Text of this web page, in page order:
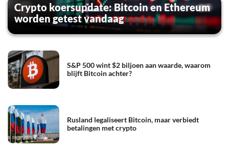
Crypto koersupdate: Bitcoin en Ethereum
worden getest vandaag
S&P 500 wint $2 biljoen aan waarde, waarom
blijft Bitcoin achter?
Rusland legaliseert Bitcoin, maar verbiedt
betalingen met crypto